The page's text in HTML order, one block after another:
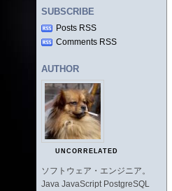
SUBSCRIBE
Posts RSS
Comments RSS
AUTHOR
UNCORRELATED
ソフトウェア・エンジニア。
Java JavaScript PostgreSQL